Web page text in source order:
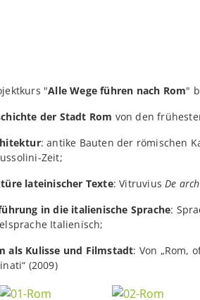
"Alle Wege führen nach Rom"
der Stadt Rom von den
: antike Bauten der römischen
Zeit;
lateinischer Texte: VitruviusDe
in die italienische Sprache:
Italienisch;
als Kulisse und Filmstadt: Von „Rom,
(2009)